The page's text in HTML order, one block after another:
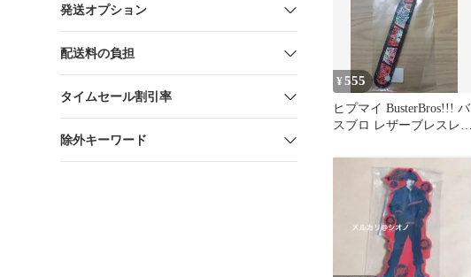
発送オプション
配送料の負担
タイムセール割引率
除外キーワード
¥555
ヒプマイ BusterBros!!! バ
スブロ レザーブレスレッ